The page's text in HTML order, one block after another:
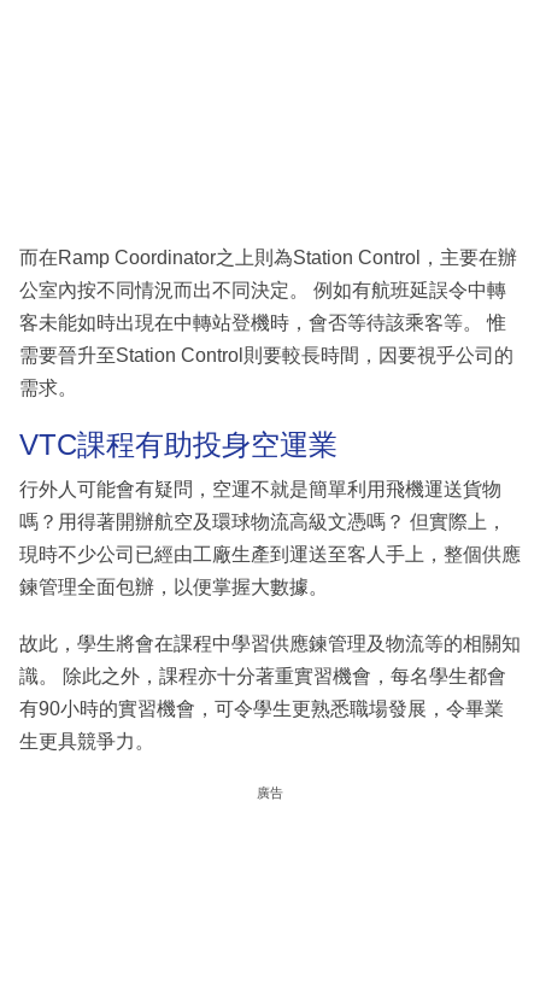
而在Ramp Coordinator之上則為Station Control，主要在辦
公室內按不同情況而出不同決定。 例如有航班延誤令中轉
客未能如時出現在中轉站登機時，會否等待該乘客等。 惟
需要晉升至Station Control則要較長時間，因要視乎公司的
需求。
VTC課程有助投身空運業
行外人可能會有疑問，空運不就是簡單利用飛機運送貨物
嗎？用得著開辦航空及環球物流高級文憑嗎？ 但實際上，
現時不少公司已經由工廠生產到運送至客人手上，整個供應
鍊管理全面包辦，以便掌握大數據。
故此，學生將會在課程中學習供應鍊管理及物流等的相關知
識。 除此之外，課程亦十分著重實習機會，每名學生都會
有90小時的實習機會，可令學生更熟悉職場發展，令畢業
生更具競爭力。
廣告